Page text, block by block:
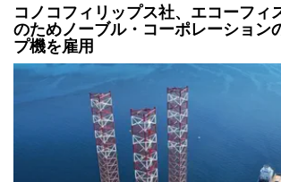
コノコフィリップス社、エコーフィ
のためノーブル・コーポレーション
プ機を雇用